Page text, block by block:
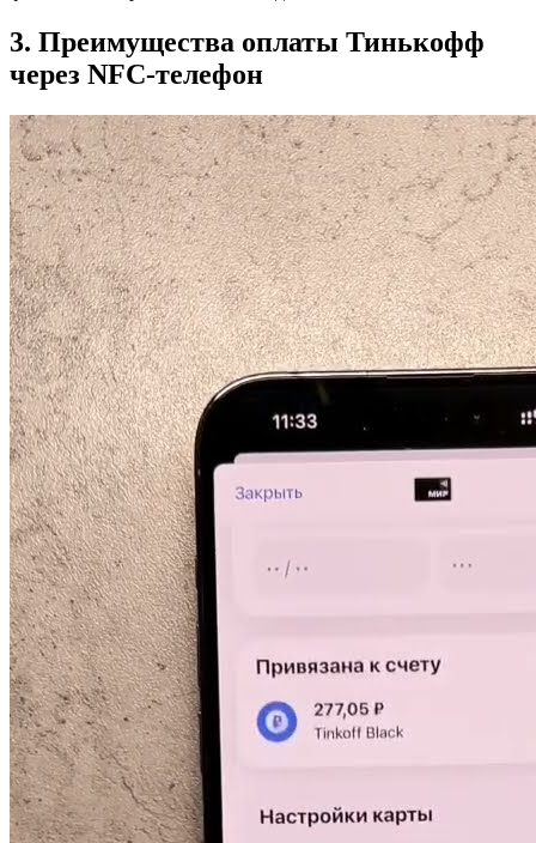
3. Преимущества оплаты Тинькофф
через NFC-телефон